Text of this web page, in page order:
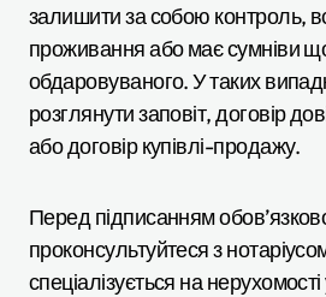
залишити за собою контроль,
проживання або має сумніви
обдаровуваного. У таких
розглянути заповіт, договір
або договір купівлі-продажу.
Перед підписанням
проконсультуйтеся з
спеціалізується на